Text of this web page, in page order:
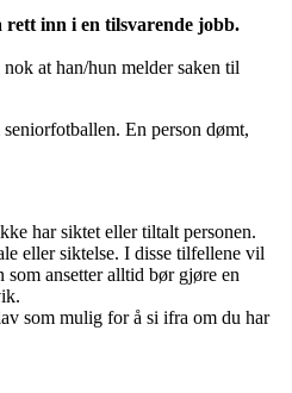
rett inn i en tilsvarende jobb.
at han/hun melder saken til
En person dømt,
har siktet eller tiltalt personen.
eller siktelse. I disse tilfellene vil
ansetter alltid bør gjøre en
som mulig for å si ifra om du har